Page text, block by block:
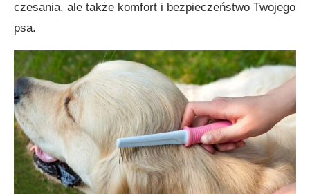
czesania, ale także komfort i bezpieczeństwo Twojego
psa.